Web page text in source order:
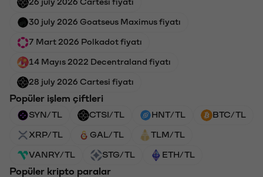
26 july 2026 Cartesi fiyatı
30 july 2026 Goatseus Maximus fiyatı
7 Mart 2026 Polkadot fiyatı
14 Mayıs 2022 Decentraland fiyatı
28 july 2026 Cartesi fiyatı
Popüler işlem çiftleri
SYN/TL CTSI/TL HNT/TL BTC/TL
XRP/TL GAL/TL TLM/TL
VANRY/TL STG/TL ETH/TL
Popüler kripto paralar